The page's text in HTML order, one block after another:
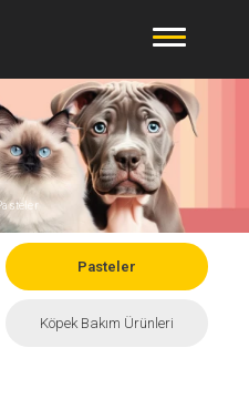
Pasteler
Köpek Bakım Ürünleri